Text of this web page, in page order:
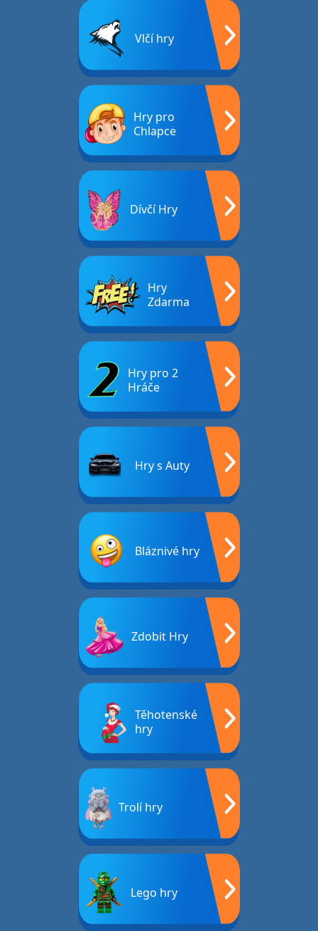
Vlčí hry
Hry pro
Chlapce
Dívčí Hry
Hry
Zdarma
Hry pro 2
Hráče
Hry s Auty
Bláznivé hry
Zdobit Hry
Těhotenské
hry
Trolí hry
Lego hry